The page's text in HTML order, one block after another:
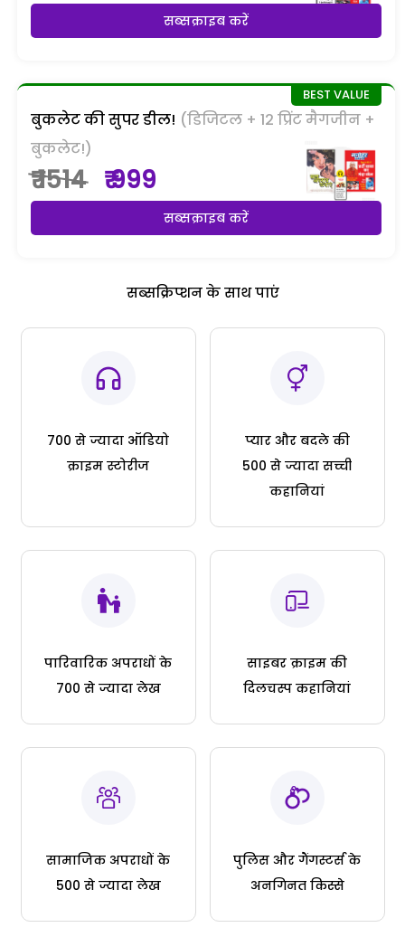
सब्सक्राइब करें
बुकलेट की सुपर डील! (डिजिटल + 12 प्रिंट मैगजीन +
बुकलेट!)
₹ 1514 ₹ 999
सब्सक्राइब करें
सब्सक्रिप्शन के साथ पाएं
700 से ज्यादा ऑडियो
क्राइम स्टोरीज
प्यार और बदले की
500 से ज्यादा सच्ची
कहानियां
पारिवारिक अपराधों के
700 से ज्यादा लेख
साइबर क्राइम की
दिलचस्प कहानियां
सामाजिक अपराधों के
500 से ज्यादा लेख
पुलिस और गैंगस्टर्स के
अनगिनत किस्से